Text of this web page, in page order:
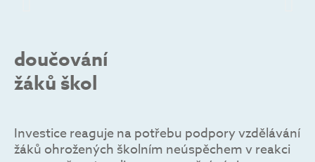
doučování
žáků škol
Investice reaguje na potřebu podpory vzdělávání
žáků ohrožených školním neúspěchem v reakci